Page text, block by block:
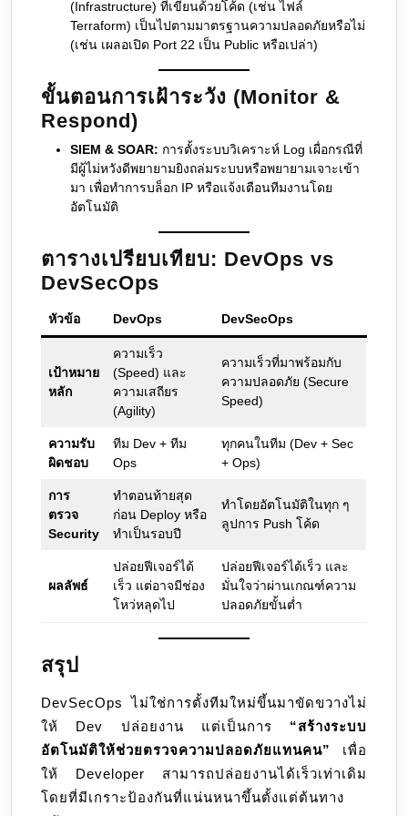
(Infrastructure) ที่เขียนด้วยโค้ด (เช่น ไฟล์
Terraform) เป็นไปตามมาตรฐานความปลอดภัยหรือไม่
(เช่น เผลอเปิด Port 22 เป็น Public หรือเปล่า)
ขั้นตอนการเฝ้าระวัง (Monitor &
Respond)
SIEM & SOAR: การตั้งระบบวิเคราะห์ Log เผื่อกรณีที่
มีผู้ไม่หวังดีพยายามยิงถล่มระบบหรือพยายามเจาะเข้า
มา เพื่อทำการบล็อก IP หรือแจ้งเตือนทีมงานโดย
อัตโนมัติ
ตารางเปรียบเทียบ: DevOps vs
DevSecOps
หัวข้อ DevOps DevSecOps
เป้าหมาย
หลัก
ความเร็ว
(Speed) และ
ความเสถียร
(Agility)
ความเร็วที่มาพร้อมกับ
ความปลอดภัย (Secure
Speed)
ความรับ
ผิดชอบ
ทีม Dev + ทีม
Ops
ทุกคนในทีม (Dev + Sec
+ Ops)
การ
ตรวจ
Security
ทำตอนท้ายสุด
ก่อน Deploy หรือ
ทำเป็นรอบปี
ทำโดยอัตโนมัติในทุก ๆ
ลูปการ Push โค้ด
ผลลัพธ์
ปล่อยฟีเจอร์ได้
เร็ว แต่อาจมีช่อง
โหว่หลุดไป
ปล่อยฟีเจอร์ได้เร็ว และ
มั่นใจว่าผ่านเกณฑ์ความ
ปลอดภัยขั้นต่ำ
สรุป
DevSecOps ไม่ใช่การตั้งทีมใหม่ขึ้นมาขัดขวางไม่
ให้ Dev ปล่อยงาน แต่เป็นการ “สร้างระบบ
อัตโนมัติให้ช่วยตรวจความปลอดภัยแทนคน”
เพื่อ
ให้ Developer สามารถปล่อยงานได้เร็วเท่าเดิม
โดยที่มีเกราะป้องกันที่แน่นหนาขึ้นตั้งแต่ต้นทาง